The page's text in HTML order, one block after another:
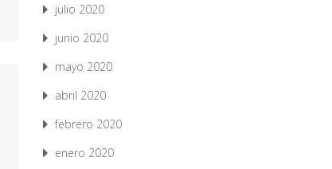
julio 2020
junio 2020
mayo 2020
abril 2020
febrero 2020
enero 2020